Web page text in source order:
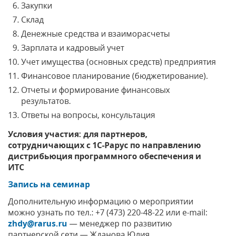
Закупки
Склад
Денежные средства и взаиморасчеты
Зарплата и кадровый учет
Учет имущества (основных средств) предприятия
Финансовое планирование (бюджетирование).
Отчеты и формирование финансовых
результатов.
Ответы на вопросы, консультация
Условия участия: для партнеров,
сотрудничающих с 1С-Рарус по направлению
дистрибьюция программного обеспечения и
ИТС
Запись на семинар
Дополнительную информацию о мероприятии
можно узнать по тел.: +7 (473) 220-48-22 или e-mail:
zhdy@rarus.ru — менеджер по развитию